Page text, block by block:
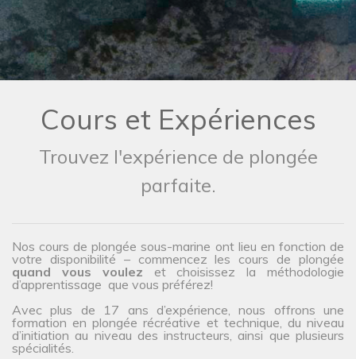
Cours et Expériences
Trouvez l'expérience de plongée
parfaite.
Nos cours de plongée sous-marine ont lieu en fonction de
votre disponibilité – commencez les cours de plongée
quand vous voulez et choisissez la méthodologie
d’apprentissage que vous préférez!
Avec plus de 17 ans d’expérience, nous offrons une
formation en plongée récréative et technique, du niveau
d’initiation au niveau des instructeurs, ainsi que plusieurs
spécialités.